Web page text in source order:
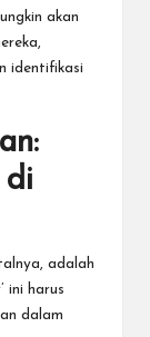
akan
identifikasi
di
adalah
ini harus
dalam